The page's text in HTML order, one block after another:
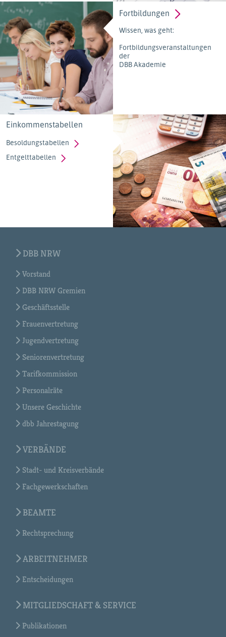
Fortbildungen
Wissen, was geht:
Fortbildungsveranstaltungen
der
DBB Akademie
Einkommenstabellen
Besoldungstabellen
Entgelttabellen
DBB NRW
Vorstand
DBB NRW Gremien
Geschäftsstelle
Frauenvertretung
Jugendvertretung
Seniorenvertretung
Tarifkommission
Personalräte
Unsere Geschichte
dbb Jahrestagung
VERBÄNDE
Stadt- und Kreisverbände
Fachgewerkschaften
BEAMTE
Rechtsprechung
ARBEITNEHMER
Entscheidungen
MITGLIEDSCHAFT & SERVICE
Publikationen